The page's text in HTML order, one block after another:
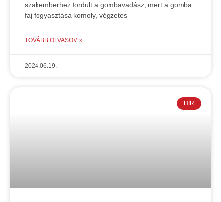
szakemberhez fordult a gombavadász, mert a gomba
faj fogyasztása komoly, végzetes
TOVÁBB OLVASOM »
2024.06.19.
HÍR